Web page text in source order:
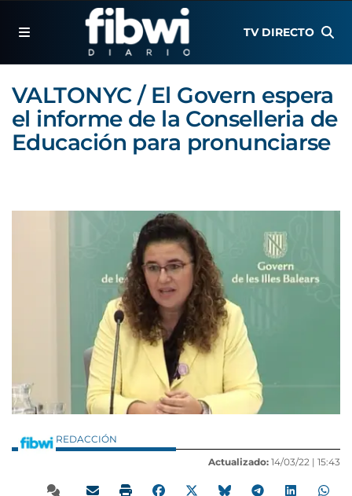
TV DIRECTO
VALTONYC / El Govern espera
el informe de la Conselleria de
Educación para pronunciarse
REDACCIÓN
Actualizado: 14/03/22 | 15:43